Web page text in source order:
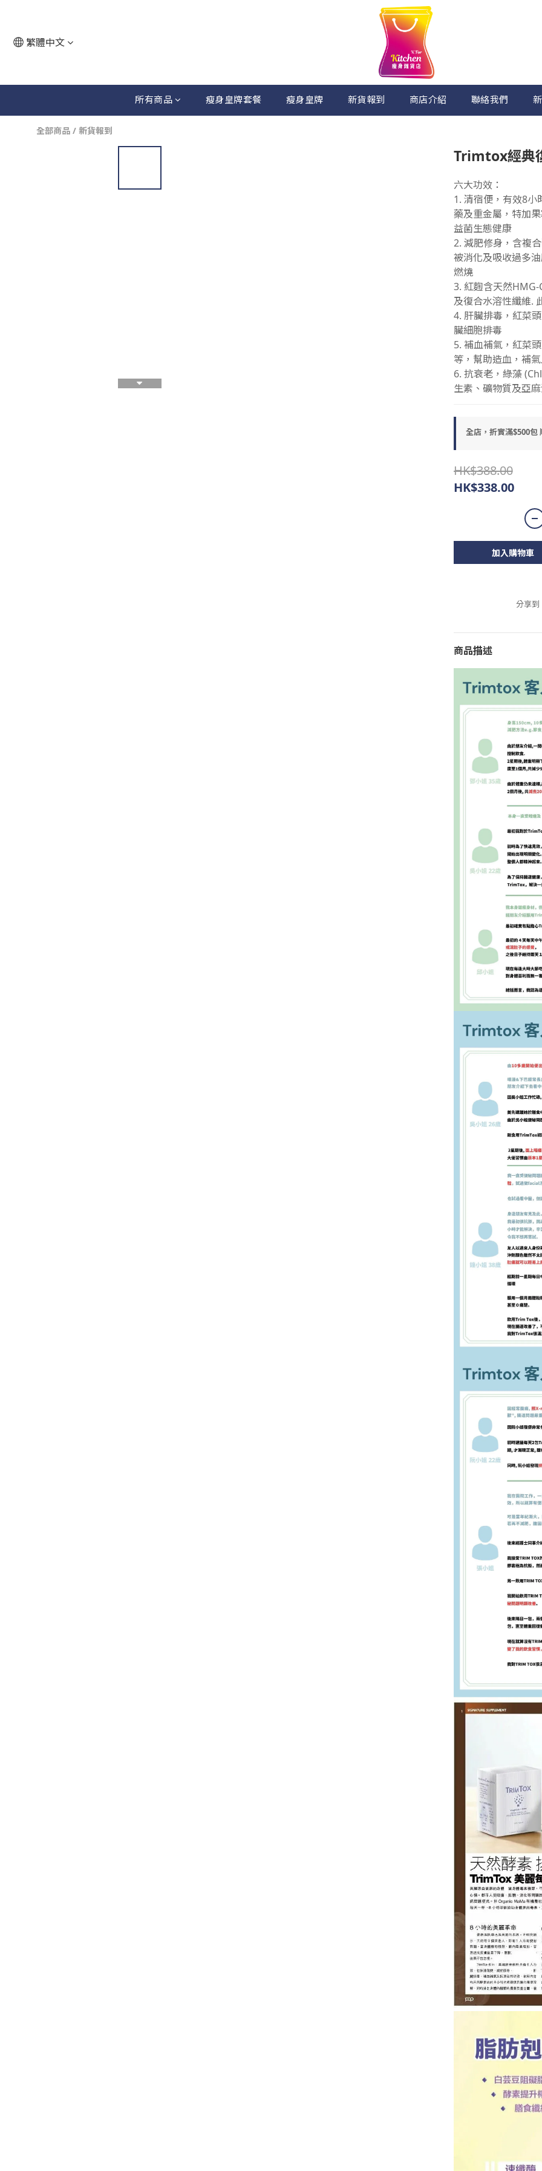
繁體中文
所有商品 瘦身皇牌套餐 瘦身皇牌 新貨報到 商店介紹 聯絡我們
全部商品 / 新貨報到
Trimtox經典
六大功效：
1. 清宿便，有效8小
藥及重金屬，特加
益菌生態健康
2. 減肥修身，含複
被消化及吸收過多
燃燒
3. 紅麴含天然
及復合水溶性纖維.
4. 肝臟排毒，紅菜
臟細胞排毒
5. 補血補氣，紅菜
等，幫助造血，補
6. 抗衰老，綠藻
生素、礦物質及亞
全店，折實滿$500包
HK$388.00
HK$338.00
加入購物車
分享到
商品描述